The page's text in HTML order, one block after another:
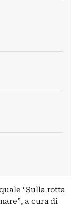
“Sulla rotta
a cura di